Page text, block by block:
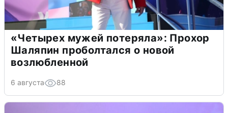
«Четырех мужей потеряла»: Прохор
Шаляпин проболтался о новой
возлюбленной
6 августа 88